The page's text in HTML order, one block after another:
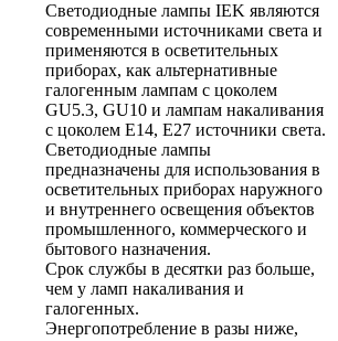
Светодиодные лампы IEK являются
современными источниками света и
применяются в осветительных
приборах, как альтернативные
галогенным лампам с цоколем
GU5.3, GU10 и лампам накаливания
с цоколем Е14, Е27 источники света.
Светодиодные лампы
предназначены для использования в
осветительных приборах наружного
и внутреннего освещения объектов
промышленного, коммерческого и
бытового назначения.
Срок службы в десятки раз больше,
чем у ламп накаливания и
галогенных.
Энергопотребление в разы ниже,